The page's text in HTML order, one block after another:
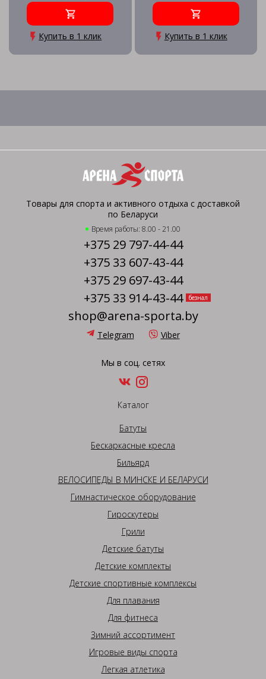
Купить в 1 клик Купить в 1 клик
Товары для спорта и активного отдыха с доставкой
по Беларуси
Время работы: 8.00 - 21.00
+375 29 797-44-44
+375 33 607-43-44
+375 29 697-43-44
+375 33 914-43-44
безнал
shop@arena-sporta.by
Telegram Viber
Мы в соц. сетях
Каталог
Батуты
Бескаркасные кресла
Бильярд
ВЕЛОСИПЕДЫ В МИНСКЕ И БЕЛАРУСИ
Гимнастическое оборудование
Гироскутеры
Грили
Детские батуты
Детские комплекты
Детские спортивные комплексы
Для плавания
Для фитнеса
Зимний ассортимент
Игровые виды спорта
Легкая атлетика